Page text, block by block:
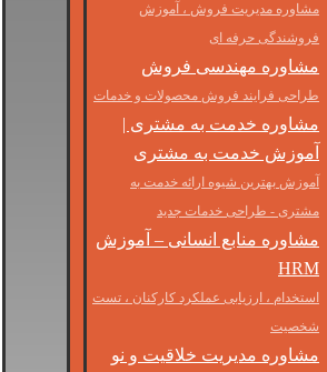
مشاوره مدیریت فروش ، آموزش
فروشندگی حرفه ای
مشاوره مهندسی فروش
طراحی فرایند فروش محصولات و خدمات
مشاوره خدمت به مشتری |
آموزش خدمت به مشتری
آموزش بهترین شیوه ارائه خدمت به
مشتری - طراحی خدمات جدید
مشاوره منابع انسانی – آموزش
HRM
استخدام ، ارزیابی عملکرد کارکنان ، تست
شخصیت
مشاوره مدیریت خلاقیت و نو